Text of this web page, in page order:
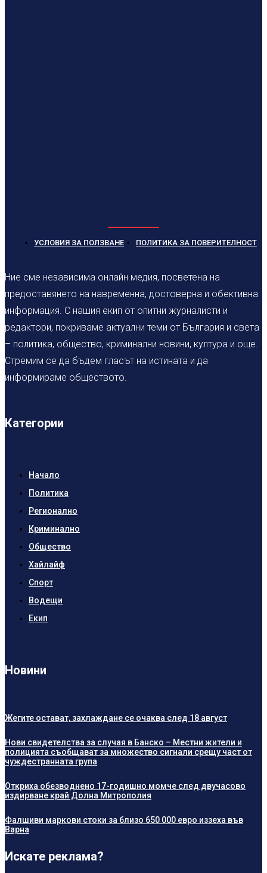
УСЛОВИЯ ЗА ПОЛЗВАНЕ ПОЛИТИКА ЗА ПОВЕРИТЕЛНОСТ
Ние сме независима онлайн медия, посветена на
предоставянето на навременна, достоверна и обективна
информация. С нашия екип от опитни журналисти и
редактори, покриваме актуални теми от България и света
– политика, общество, криминални новини, култура и още.
Стремим се да бъдем гласът на истината и да
информираме обществото.
Категории
Начало
Политика
Регионално
Криминално
Общество
Хайлайф
Спорт
Водещи
Екип
Новини
Жегите остават, захлаждане се очаква след 18 август
Нови свидетелства за случая в Банско – Местни жители и
полицията съобщават за множество сигнали срещу част от
чуждестранната група
Откриха обезводнено 17-годишно момче след двучасово
издирване край Долна Митрополия
Фалшиви маркови стоки за близо 650 000 евро иззеха във
Варна
Искате реклама?